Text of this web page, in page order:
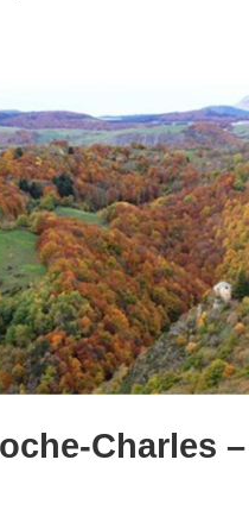
Charles